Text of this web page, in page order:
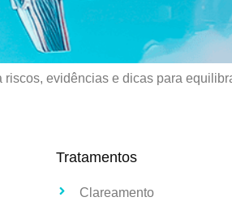
evidências e dicas para
Tratamentos
Clareamento